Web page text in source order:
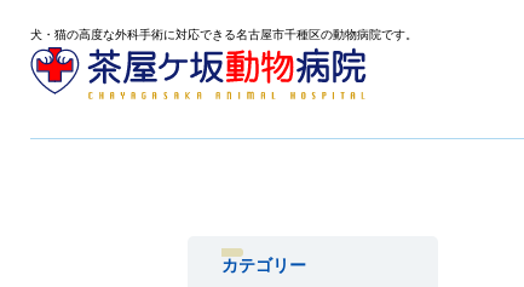
犬・猫の高度な外科手術に対応できる名古屋市千種区の動物病院です。
カテゴリー